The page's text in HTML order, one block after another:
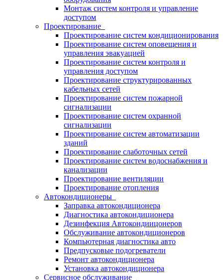
Монтаж систем контроля и управление
доступом
Проектирование
Проектирование систем кондиционирования
Проектирование систем оповещения и
управления эвакуацией
Проектирование систем контроля и
управления доступом
Проектирование структурированных
кабельных сетей
Проектирование систем пожарной
сигнализации
Проектирование систем охранной
сигнализации
Проектирование систем автоматизации
зданий
Проектирование слаботочных сетей
Проектирование систем водоснабжения и
канализации
Проектирование вентиляции
Проектирование отопления
Автокондиционеры
Заправка автокондиционера
Диагностика автокондиционера
Дезинфекция Автокондиицонеров
Обслуживание автокондиционеров
Компьютерная диагностика авто
Предпусковые подогреватели
Ремонт автокондиционера
Установка автокондиционера
Сервисное обслуживание